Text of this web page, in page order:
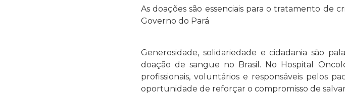
As doações são essenciais para o tratamento de
Governo do Pará
Generosidade, solidariedade e cidadania são
doação de sangue no Brasil. No Hospital
profissionais, voluntários e responsáveis pelos
oportunidade de reforçar o compromisso de salvar